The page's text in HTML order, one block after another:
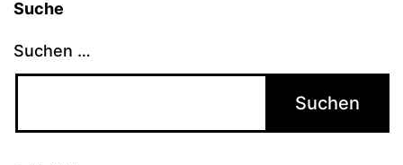
Suche
Suchen …